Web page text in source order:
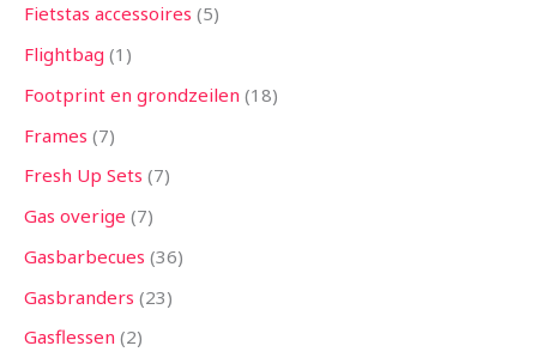
Fietstas accessoires 5
Flightbag 1
Footprint en grondzeilen 18
Frames 7
Fresh Up Sets 7
Gas overige 7
Gasbarbecues 36
Gasbranders 23
Gasflessen 2